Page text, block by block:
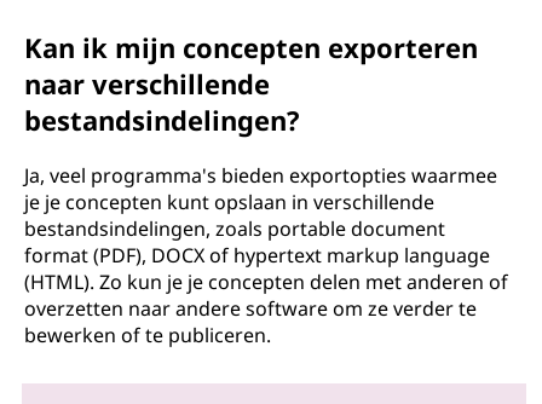
Kan ik mijn concepten exporteren
naar verschillende
bestandsindelingen?
Ja, veel programma's bieden exportopties waarmee
je je concepten kunt opslaan in verschillende
bestandsindelingen, zoals portable document
format (PDF), DOCX of hypertext markup language
(HTML). Zo kun je je concepten delen met anderen of
overzetten naar andere software om ze verder te
bewerken of te publiceren.